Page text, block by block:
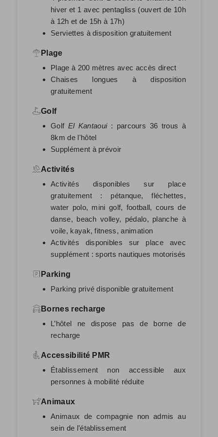
hiver et 1 avec pentagliss (ouvert de 10h
à 12h et de 15h à 17h)
Serviettes à disposition gratuitement
Plage
Plage à 200 mètres avec accès direct
Chaises longues à disposition
gratuitement
Golf
Golf El Kantaoui: parcours 36 trous à
8km de l'hôtel
Supplément à prévoir
Activités
Activités disponibles sur place
gratuitement : pétanque, fléchettes,
water polo, mini golf, football, cours de
danse, beach volley, pédalo, planche à
voile, kayak, fitness, animation
Activités disponibles sur place avec
supplément : sports nautiques motorisés
Parking
Parking privé disponible gratuitement
Bornes recharge
L’hôtel ne dispose pas de borne de
recharge
Accessibilité PMR
Établissement non accessible aux
personnes à mobilité réduite
Animaux
Animaux de compagnie non admis au
sein de l’établissement